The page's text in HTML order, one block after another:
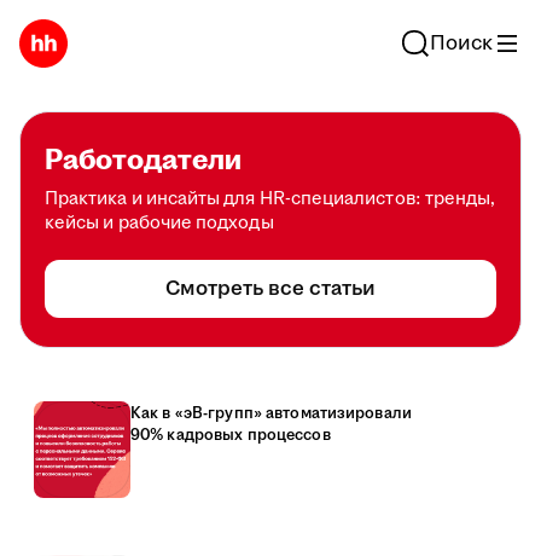
Поиск
Работодатели
Практика и инсайты для HR-специалистов: тренды,
кейсы и рабочие подходы
Смотреть все статьи
Как в «эВ-групп» автоматизировали
90% кадровых процессов